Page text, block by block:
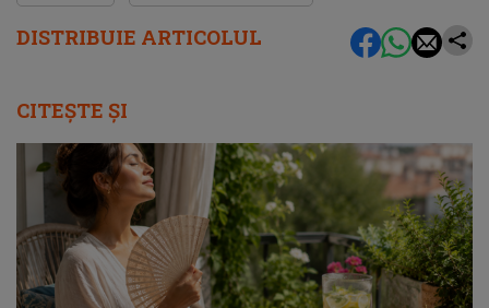
DISTRIBUIE ARTICOLUL
CITEȘTE ȘI